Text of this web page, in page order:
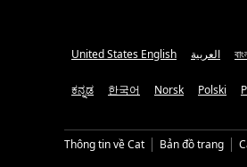
United States English العربية
ಕನ್ನಡ 한국어 Norsk Polski
Thông tin về Cat Bản đồ trang